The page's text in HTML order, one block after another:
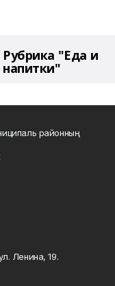
Рубрика "Еда и
напитки"
районның
Ленина, 19.